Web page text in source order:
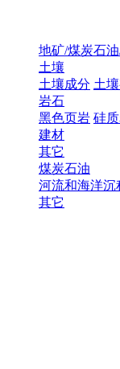
地矿/煤炭石
土壤
土壤成分 土
岩石
黑色页岩 硅
建材
其它
煤炭石油
河流和海洋沉
其它